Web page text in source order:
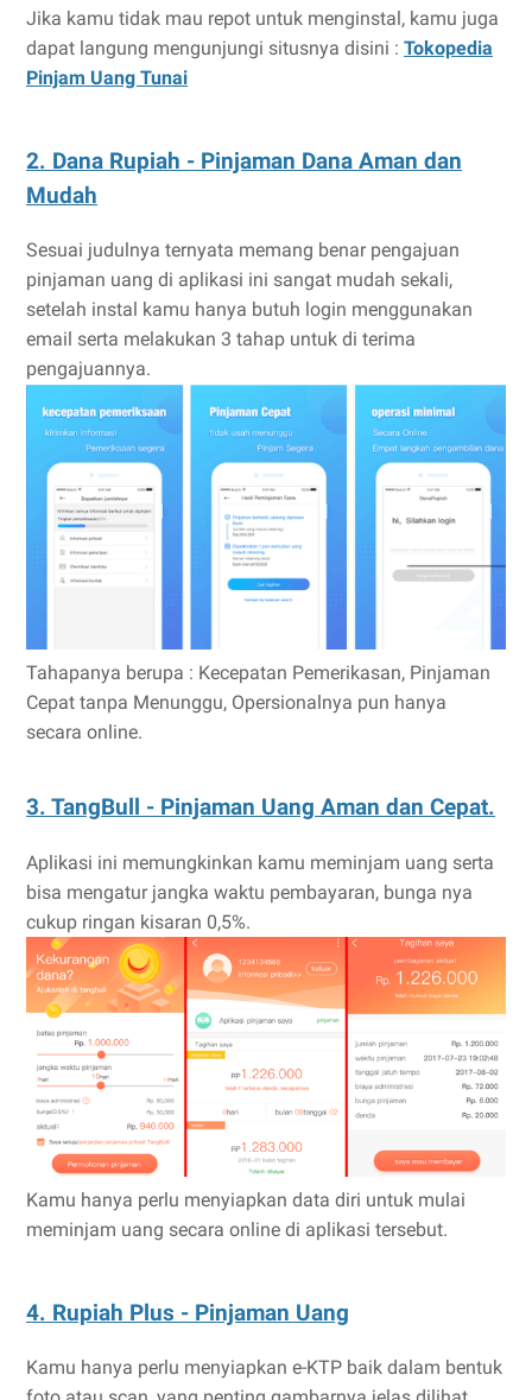
Jika kamu tidak mau repot untuk menginstal, kamu juga
dapat langung mengunjungi situsnya disini : Tokopedia
Pinjam Uang Tunai
2. Dana Rupiah - Pinjaman Dana Aman dan
Mudah
Sesuai judulnya ternyata memang benar pengajuan
pinjaman uang di aplikasi ini sangat mudah sekali,
setelah instal kamu hanya butuh login menggunakan
email serta melakukan 3 tahap untuk di terima
pengajuannya.
Tahapanya berupa : Kecepatan Pemerikasan, Pinjaman
Cepat tanpa Menunggu, Opersionalnya pun hanya
secara online.
3. TangBull - Pinjaman Uang Aman dan Cepat.
Aplikasi ini memungkinkan kamu meminjam uang serta
bisa mengatur jangka waktu pembayaran, bunga nya
cukup ringan kisaran 0,5%.
Kamu hanya perlu menyiapkan data diri untuk mulai
meminjam uang secara online di aplikasi tersebut.
4. Rupiah Plus - Pinjaman Uang
Kamu hanya perlu menyiapkan e-KTP baik dalam bentuk